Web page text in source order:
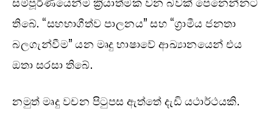
තිබේ. “සහභාගීත්ව පාලනය” සහ “ග්‍රාමීය ජනතා
බලගැන්වීම” යන මෘදු භාෂාවේ ආඛ්‍යානයෙන් එය
ඔතා සරසා තිබේ.
නමුත් මෘදු වචන පිටුපස ඇත්තේ දැඩි යථාර්ථයකි.